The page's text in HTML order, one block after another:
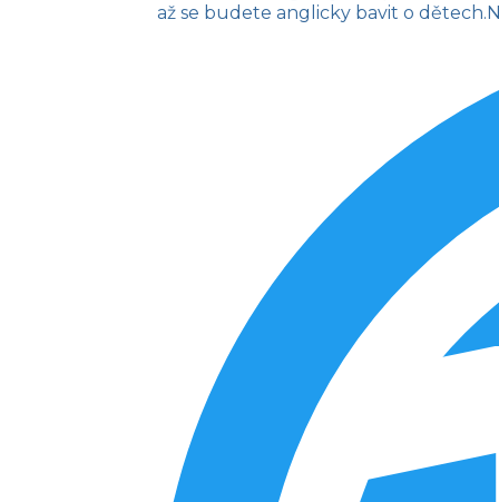
až se budete anglicky bavit o dětech.